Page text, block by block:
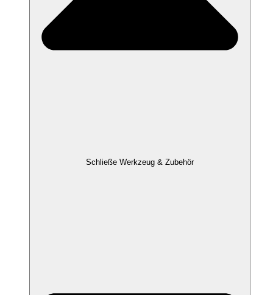
Schließe Werkzeug & Zubehör